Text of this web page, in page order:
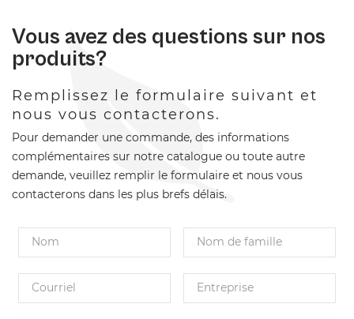
Vous avez des questions sur nos
produits?
Remplissez le formulaire suivant et
nous vous contacterons.
Pour demander une commande, des informations
complémentaires sur notre catalogue ou toute autre
demande, veuillez remplir le formulaire et nous vous
contacterons dans les plus brefs délais.